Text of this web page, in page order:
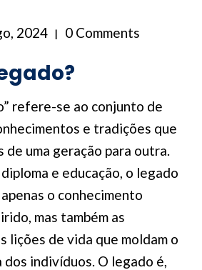
2024 0 Comments
refere-se ao conjunto de
e tradições que
uma geração para outra.
e educação, o legado
o conhecimento
mas também as
lições de vida que moldam o
indivíduos. O legado é,